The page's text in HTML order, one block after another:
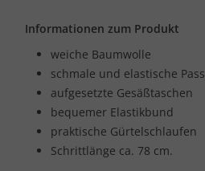
Informationen zum Produkt
weiche Baumwolle
schmale und elastische
aufgesetzte Gesäßtaschen
bequemer Elastikbund
praktische Gürtelschlaufen
Schrittlänge ca. 78 cm.